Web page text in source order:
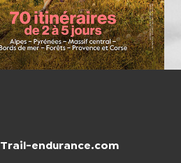
Trail-endurance.com
BOUTIQUE